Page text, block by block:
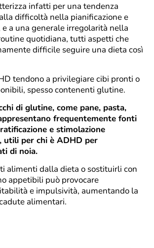
infatti per una tendenza
difficoltà nella pianificazione e
e a una generale irregolarità nella
quotidiana, tutti aspetti che
difficile seguire una dieta così
tendono a privilegiare cibi pronti o
spesso contenenti glutine.
di glutine, come pane, pasta,
frequentemente fonti
e stimolazione
utili per chi è ADHD per
di noia.
alimenti dalla dieta o sostituirli con
appetibili può provocare
e impulsività, aumentando la
alimentari.